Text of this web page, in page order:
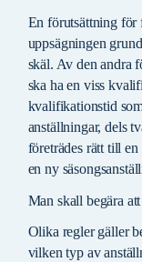
En förutsättning för
uppsägningen
skäl. Av den andra
ska ha en viss
kvalifikationstid
anställningar, dels
företrädes rätt till
en ny
Man skall begära
Olika regler gäller
vilken typ av